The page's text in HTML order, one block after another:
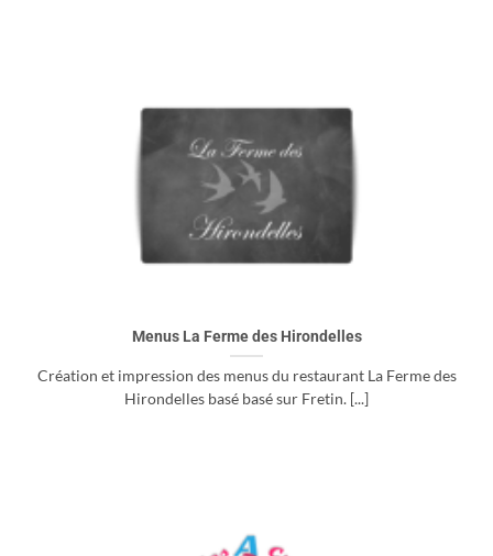
Menus La Ferme des Hirondelles
Création et impression des menus du restaurant La Ferme des
Hirondelles basé basé sur Fretin. [...]